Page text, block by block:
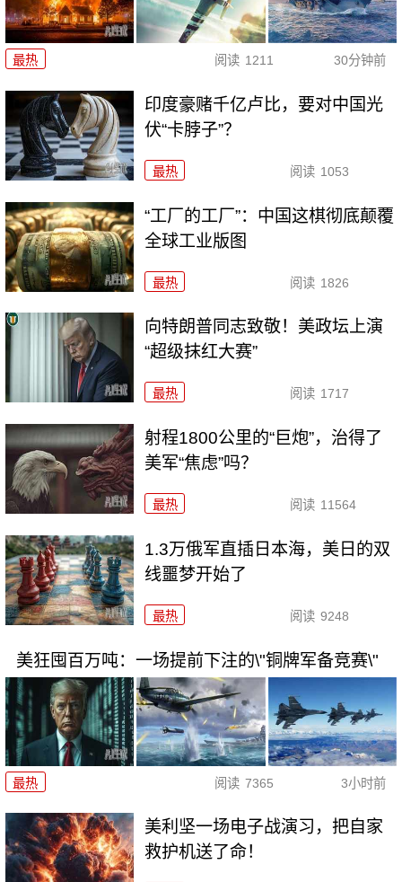
最热 阅读 1211 30分钟前
印度豪赌千亿卢比，要对中国光
伏“卡脖子”？
最热 阅读 1053
“工厂的工厂”：中国这棋彻底颠覆
全球工业版图
最热 阅读 1826
向特朗普同志致敬！美政坛上演
“超级抹红大赛”
最热 阅读 1717
射程1800公里的“巨炮”，治得了
美军“焦虑”吗？
最热 阅读 11564
1.3万俄军直插日本海，美日的双
线噩梦开始了
最热 阅读 9248
美狂囤百万吨：一场提前下注的\"铜牌军备竞赛\"
最热 阅读 7365 3小时前
美利坚一场电子战演习，把自家
救护机送了命！